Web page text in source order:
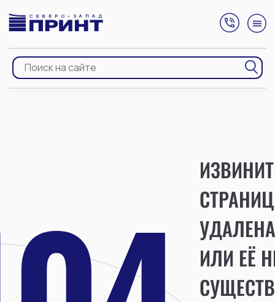
УДАЛЕНА
ИЛИ ЕЁ